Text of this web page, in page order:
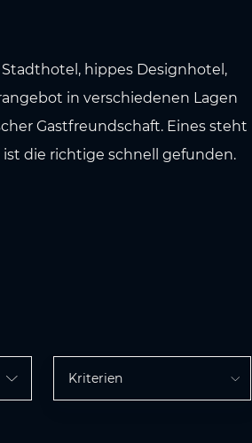
hippes Designhotel,
in verschiedenen Lagen
Gastfreundschaft. Eines steht
die richtige schnell gefunden.
Kriterien